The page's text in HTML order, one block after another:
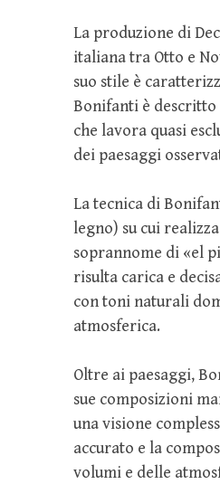
La produzione di
italiana tra Otto e
suo stile è
Bonifanti è
che lavora quasi
dei paesaggi
La tecnica di
legno) su cui
soprannome di «el
risulta carica e
con toni naturali
atmosferica.
Oltre ai paesaggi,
sue composizioni
una visione
accurato e la
volumi e delle